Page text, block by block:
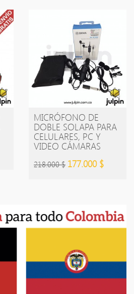
MICRÓFONO DE
DOBLE SOLAPA PARA
CELULARES, PC Y
VIDEO CÁMARAS
218.000 $ 177.000 $